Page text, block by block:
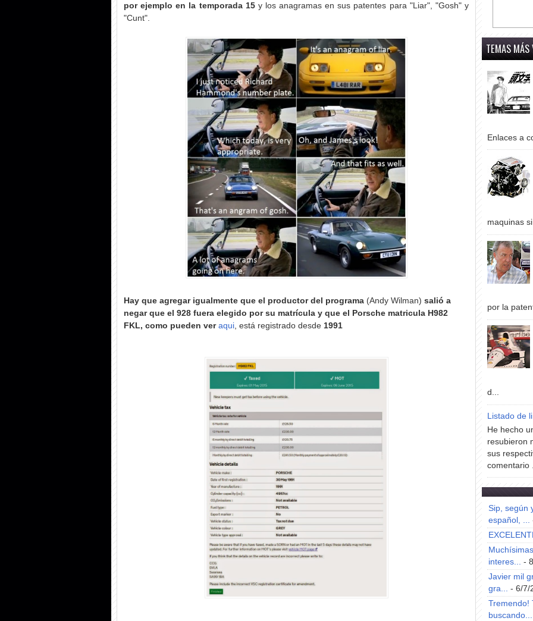
por ejemplo en la temporada 15 y los anagramas en sus patentes para "Liar", "Gosh" y
"Cunt".
Hay que agregar igualmente que el productor del programa (Andy Wilman) salió a
negar que el 928 fuera elegido por su matrícula y que el Porsche matricula H982
FKL, como pueden ver aqui , está registrado desde 1991
TEMAS MÁS
Enlaces a
maquinas
por la
d...
Listado de
He hecho
resubieron
sus
comentario
Sip, según
español, ...
interes... -
Javier mil
gra... - 6/7/
Tremendo!
buscando...